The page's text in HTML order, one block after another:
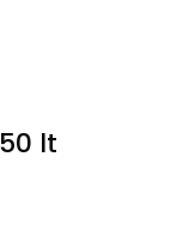
lt